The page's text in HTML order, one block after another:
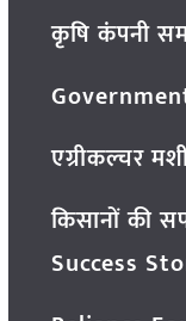
कृषि कंपनी
एग्रीकल्चर
किसानों की
Success